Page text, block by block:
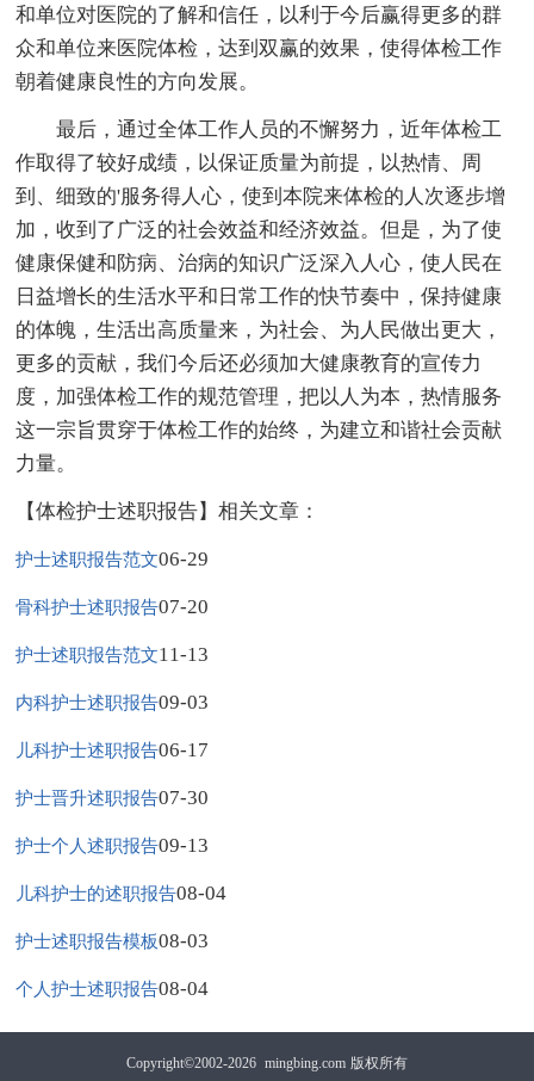
和单位对医院的了解和信任，以利于今后赢得更多的群
众和单位来医院体检，达到双赢的效果，使得体检工作
朝着健康良性的方向发展。
最后，通过全体工作人员的不懈努力，近年体检工
作取得了较好成绩，以保证质量为前提，以热情、周
到、细致的'服务得人心，使到本院来体检的人次逐步增
加，收到了广泛的社会效益和经济效益。但是，为了使
健康保健和防病、治病的知识广泛深入人心，使人民在
日益增长的生活水平和日常工作的快节奏中，保持健康
的体魄，生活出高质量来，为社会、为人民做出更大，
更多的贡献，我们今后还必须加大健康教育的宣传力
度，加强体检工作的规范管理，把以人为本，热情服务
这一宗旨贯穿于体检工作的始终，为建立和谐社会贡献
力量。
【体检护士述职报告】相关文章：
护士述职报告范文06-29
骨科护士述职报告07-20
护士述职报告范文11-13
内科护士述职报告09-03
儿科护士述职报告06-17
护士晋升述职报告07-30
护士个人述职报告09-13
儿科护士的述职报告08-04
护士述职报告模板08-03
个人护士述职报告08-04
Copyright©2002-2026 mingbing.com 版权所有